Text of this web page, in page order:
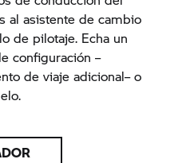
al asistente de cambio
de pilotaje. Echa un
configuración –
de viaje adicional– o